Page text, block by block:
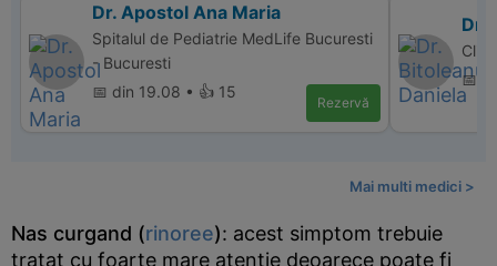
Dr. Apostol Ana Maria
Spitalul de Pediatrie MedLife Bucuresti
- Bucuresti
📅 din 19.08 • 👍 15
Rezervă
Dr.
📅
Mai multi medici >
Nas curgand (rinoree): acest simptom trebuie
tratat cu foarte mare atentie deoarece poate fi